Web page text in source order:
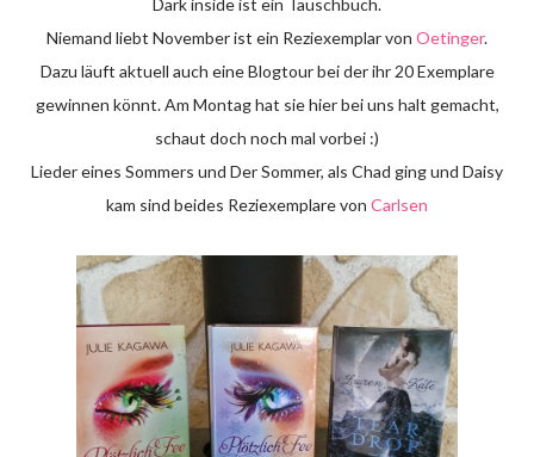
Dark inside ist ein Tauschbuch.
Niemand liebt November ist ein Reziexemplar von Oetinger.
Dazu läuft aktuell auch eine Blogtour bei der ihr 20 Exemplare
gewinnen könnt. Am Montag hat sie hier bei uns halt gemacht,
schaut doch noch mal vorbei :)
Lieder eines Sommers und Der Sommer, als Chad ging und Daisy
kam sind beides Reziexemplare von Carlsen